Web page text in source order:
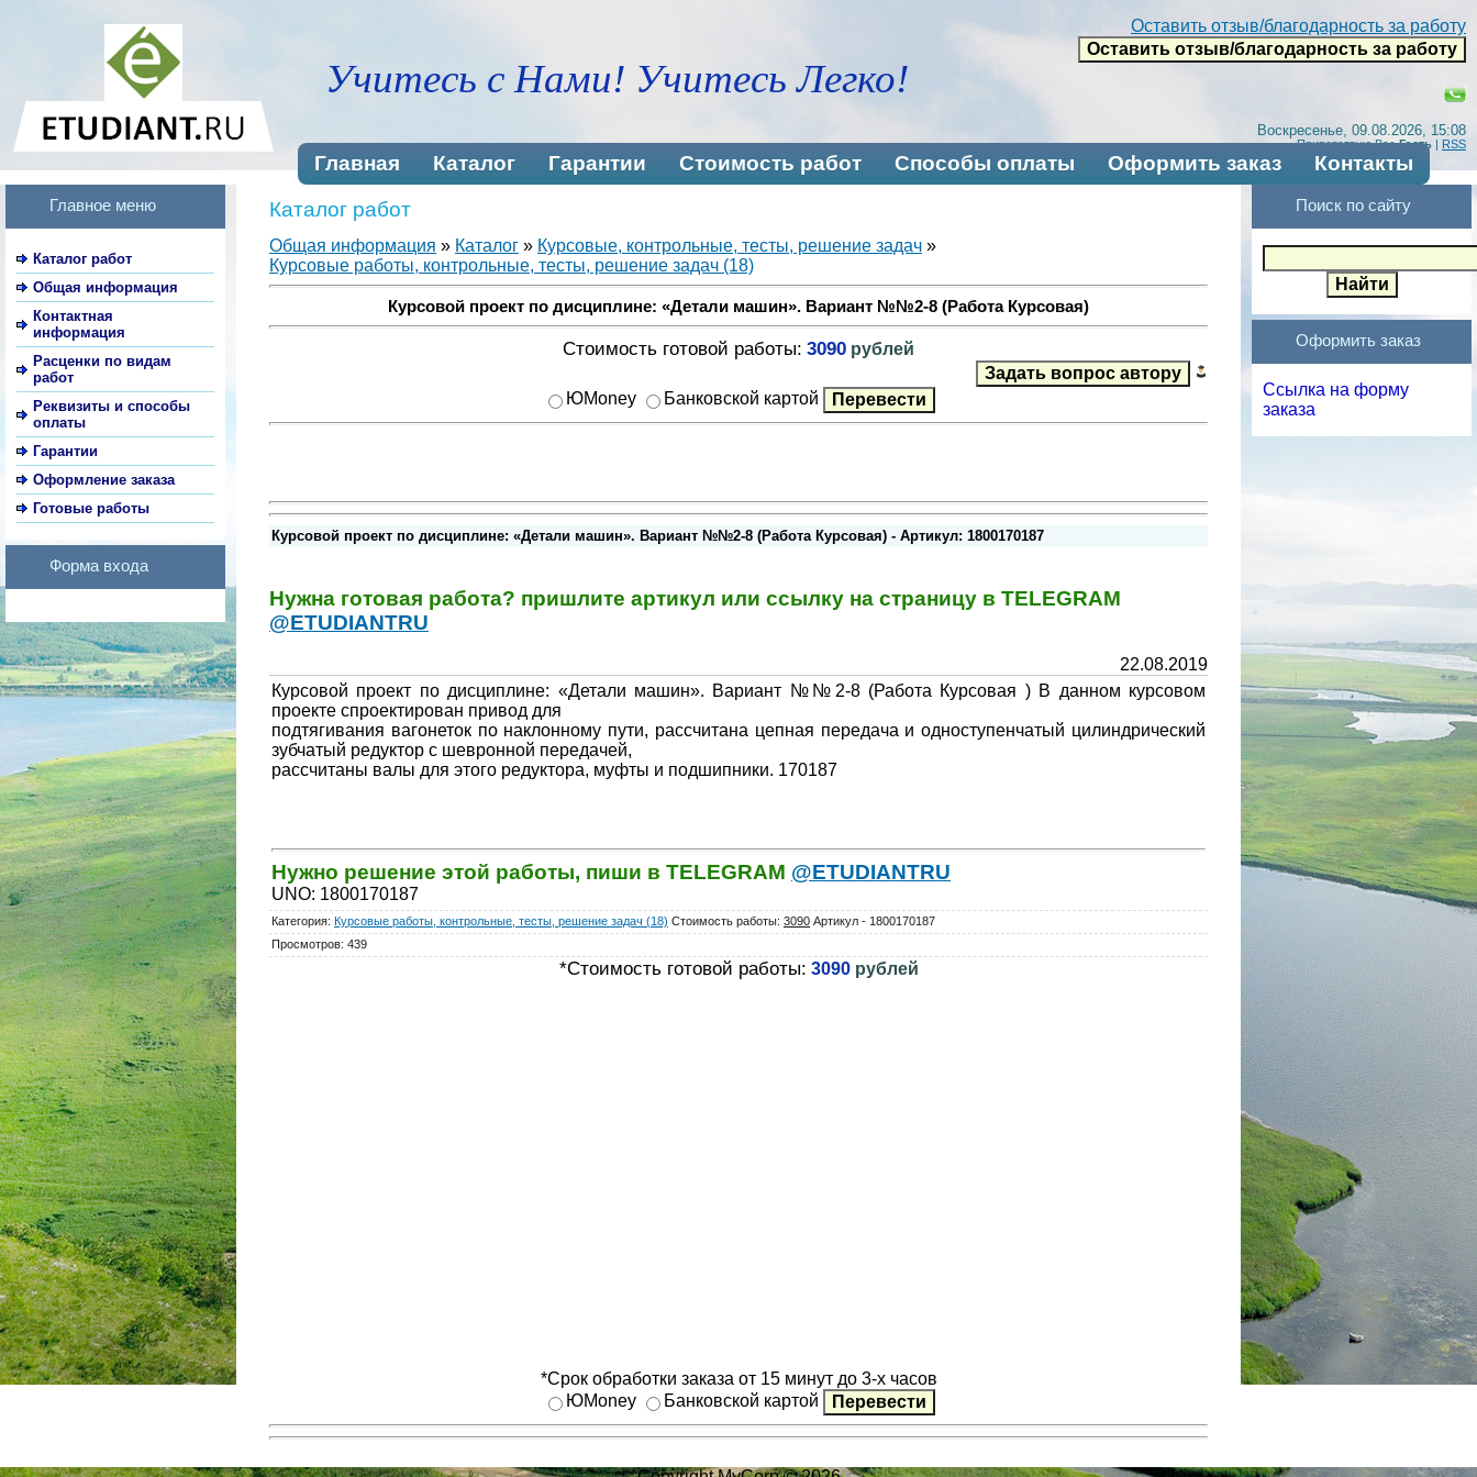
Оставить отзыв/благодарность за работу
Воскресенье, 09.08.2026, 15:08
Приветствую Вас Гость | RSS
Учитесь с Нами! Учитесь Легко!
Главная Каталог Гарантии Стоимость работ Способы оплаты Оформить заказ Контакты
Главное меню
Каталог работ
Общая информация
Контактная
информация
Расценки по видам
работ
Реквизиты и способы
оплаты
Гарантии
Оформление заказа
Готовые работы
Форма входа
Каталог работ
Общая информация » Каталог » Курсовые, контрольные, тесты, решение задач »
Курсовые работы, контрольные, тесты, решение задач (18)
Курсовой проект по дисциплине: «Детали машин». Вариант №№2-8 (Работа Курсовая)
Стоимость готовой работы: 3090 рублей
ЮMoney Банковской картой
Курсовой проект по дисциплине: «Детали машин». Вариант №№2-8 (Работа Курсовая) - Артикул: 1800170187
Нужна готовая работа? пришлите артикул или ссылку на страницу в TELEGRAM
@ETUDIANTRU
22.08.2019
Курсовой проект по дисциплине: «Детали машин». Вариант №№2-8 (Работа Курсовая ) В данном курсовом
проекте спроектирован привод для
подтягивания вагонеток по наклонному пути, рассчитана цепная передача и одноступенчатый цилиндрический
зубчатый редуктор с шевронной передачей,
рассчитаны валы для этого редуктора, муфты и подшипники. 170187
Нужно решение этой работы, пиши в TELEGRAM @ETUDIANTRU
UNO: 1800170187
Категория: Курсовые работы, контрольные, тесты, решение задач (18) Стоимость работы: 3090 Артикул - 1800170187
Просмотров: 439
*Стоимость готовой работы: 3090 рублей
*Срок обработки заказа от 15 минут до 3-х часов
ЮMoney
Банковской картой
Поиск по сайту
Оформить заказ
Ссылка на форму
заказа